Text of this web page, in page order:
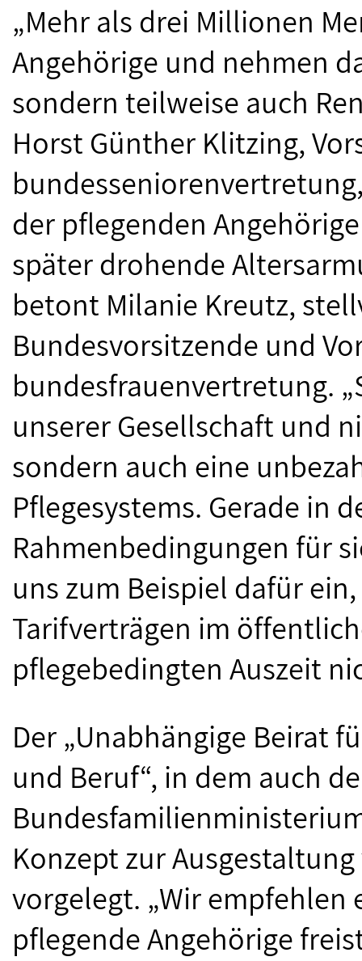
„Mehr als drei Millionen
Angehörige und nehmen
sondern teilweise auch
Horst Günther Klitzing,
der pflegenden
später drohende
betont Milanie Kreutz,
Bundesvorsitzende und
bundesfrauenvertretung.
unserer Gesellschaft und
sondern auch eine
Pflegesystems. Gerade in
Rahmenbedingungen für
uns zum Beispiel dafür
Tarifverträgen im
pflegebedingten Auszeit
Der „Unabhängige Beirat
und Beruf“, in dem auch
Konzept zur
vorgelegt. „Wir
pflegende Angehörige